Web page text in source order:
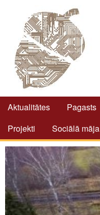
Aktualitātes Pagasts
Projekti
Sociālā māja